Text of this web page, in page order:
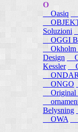
O
Oasiq
Soluzioni
OGGI
Okholm
Design
Kessler
ONGO
Original
Belysning
OWA